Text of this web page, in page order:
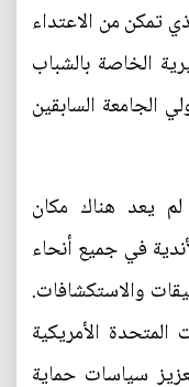
تمكن من الاعتداء
الخاصة بالشباب
الجامعة السابقين
يعد هناك مكان
في جميع أنحاء
والاستكشافات.
الأمريكية
سياسات حماية